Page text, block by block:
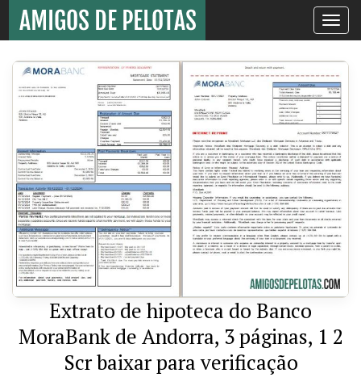
Toggle
Extrato de hipoteca do Banco
MoraBank de Andorra, 3 páginas, 1 2
Scr baixar para verificação